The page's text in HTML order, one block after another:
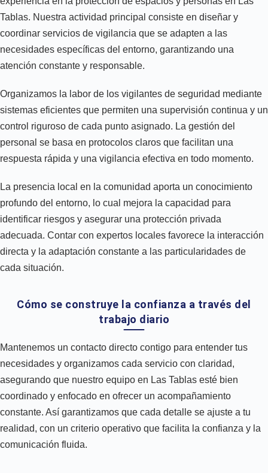
Tablas. Nuestra actividad principal consiste en diseñar y
coordinar servicios de vigilancia que se adapten a las
necesidades específicas del entorno, garantizando una
atención constante y responsable.
Organizamos la labor de los vigilantes de seguridad mediante
sistemas eficientes que permiten una supervisión continua y un
control riguroso de cada punto asignado. La gestión del
personal se basa en protocolos claros que facilitan una
respuesta rápida y una vigilancia efectiva en todo momento.
La presencia local en la comunidad aporta un conocimiento
profundo del entorno, lo cual mejora la capacidad para
identificar riesgos y asegurar una protección privada
adecuada. Contar con expertos locales favorece la interacción
directa y la adaptación constante a las particularidades de
cada situación.
Cómo se construye la confianza a través del
trabajo diario
Mantenemos un contacto directo contigo para entender tus
necesidades y organizamos cada servicio con claridad,
asegurando que nuestro equipo en Las Tablas esté bien
coordinado y enfocado en ofrecer un acompañamiento
constante. Así garantizamos que cada detalle se ajuste a tu
realidad, con un criterio operativo que facilita la confianza y la
comunicación fluida.